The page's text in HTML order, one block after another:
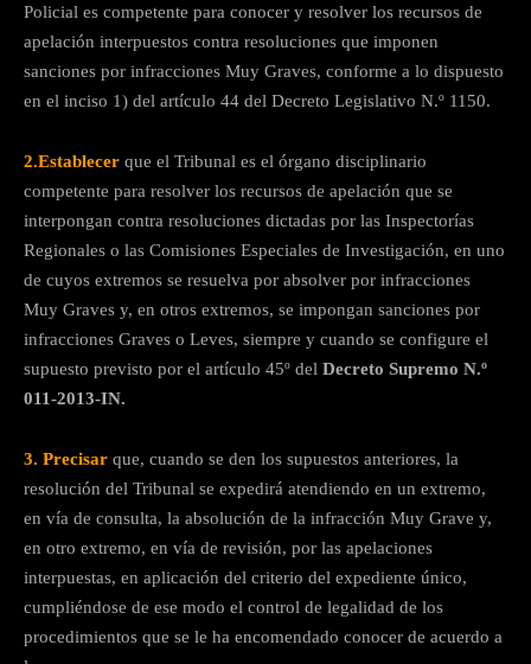
Policial es competente para conocer y resolver los recursos de
apelación interpuestos contra resoluciones que imponen
sanciones por infracciones Muy Graves, conforme a lo dispuesto
en el inciso 1) del artículo 44 del Decreto Legislativo N.º 1150.
2.Establecer que el Tribunal es el órgano disciplinario
competente para resolver los recursos de apelación que se
interpongan contra resoluciones dictadas por las Inspectorías
Regionales o las Comisiones Especiales de Investigación, en uno
de cuyos extremos se resuelva por absolver por infracciones
Muy Graves y, en otros extremos, se impongan sanciones por
infracciones Graves o Leves, siempre y cuando se configure el
supuesto previsto por el artículo 45º del Decreto Supremo N.º
011-2013-IN.
3. Precisar que, cuando se den los supuestos anteriores, la
resolución del Tribunal se expedirá atendiendo en un extremo,
en vía de consulta, la absolución de la infracción Muy Grave y,
en otro extremo, en vía de revisión, por las apelaciones
interpuestas, en aplicación del criterio del expediente único,
cumpliéndose de ese modo el control de legalidad de los
procedimientos que se le ha encomendado conocer de acuerdo a